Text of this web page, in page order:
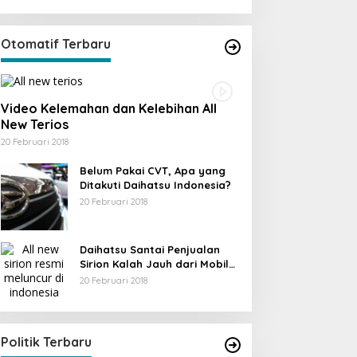
Otomatif Terbaru
Video Kelemahan dan Kelebihan All
New Terios
20 Februari 2018
Belum Pakai CVT, Apa yang
Ditakuti Daihatsu Indonesia?
20 Februari 2018
Daihatsu Santai Penjualan
Sirion Kalah Jauh dari Mobil
LCGC
20 Februari 2018
Politik Terbaru
KPU Trenggalek Gelar Uji Publik
Desember 2022